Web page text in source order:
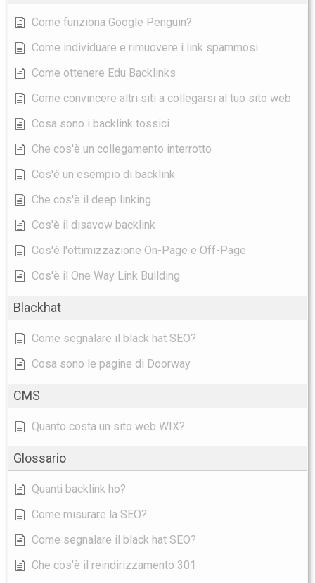
Come funziona Google Penguin?
Come individuare e rimuovere i link spammosi
Come ottenere Edu Backlinks
Come convincere altri siti a collegarsi al tuo sito web
Cosa sono i backlink tossici
Che cos'è un collegamento interrotto
Cos'è un esempio di backlink
Che cos'è il deep linking
Cos'è il disavow backlink
Cos'è l'ottimizzazione On-Page e Off-Page
Cos'è il One Way Link Building
Blackhat
Come segnalare il black hat SEO?
Cosa sono le pagine di Doorway
CMS
Quanto costa un sito web WIX?
Glossario
Quanti backlink ho?
Come misurare la SEO?
Come segnalare il black hat SEO?
Che cos'è il reindirizzamento 301